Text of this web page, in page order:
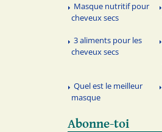
Masque nutritif pour
cheveux secs
3 aliments pour les
cheveux secs
Quel est le meilleur
masque
Abonne-toi